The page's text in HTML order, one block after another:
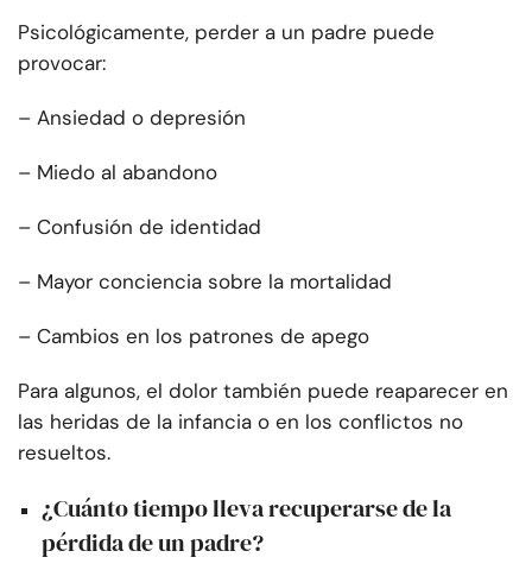
Psicológicamente, perder a un padre puede
provocar:
– Ansiedad o depresión
– Miedo al abandono
– Confusión de identidad
– Mayor conciencia sobre la mortalidad
– Cambios en los patrones de apego
Para algunos, el dolor también puede reaparecer en
las heridas de la infancia o en los conflictos no
resueltos.
¿Cuánto tiempo lleva recuperarse de la
pérdida de un padre?